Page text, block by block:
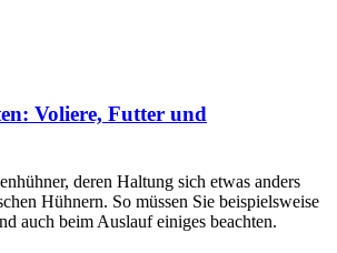
Voliere, Futter und
deren Haltung sich etwas anders
Hühnern. So müssen Sie beispielsweise
auch beim Auslauf einiges beachten.